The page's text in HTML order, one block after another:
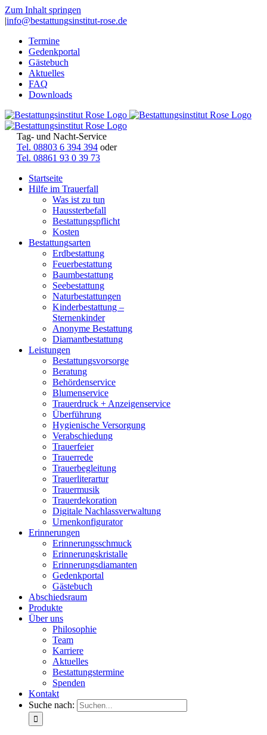
Zum Inhalt springen
|info@bestattungsinstitut-rose.de
Termine
Gedenkportal
Gästebuch
Aktuelles
FAQ
Downloads
Tag- und Nacht-Service
Tel. 08803 6 394 394 oder
Tel. 08861 93 0 39 73
Startseite
Hilfe im Trauerfall
Was ist zu tun
Haussterbefall
Bestattungspflicht
Kosten
Bestattungsarten
Erdbestattung
Feuerbestattung
Baumbestattung
Seebestattung
Naturbestattungen
Kinderbestattung –
Sternenkinder
Anonyme Bestattung
Diamantbestattung
Leistungen
Bestattungsvorsorge
Beratung
Behördenservice
Blumenservice
Trauerdruck + Anzeigenservice
Überführung
Hygienische Versorgung
Verabschiedung
Trauerfeier
Trauerrede
Trauerbegleitung
Trauerliterartur
Trauermusik
Trauerdekoration
Digitale Nachlassverwaltung
Urnenkonfigurator
Erinnerungen
Erinnerungsschmuck
Erinnerungskristalle
Erinnerungsdiamanten
Gedenkportal
Gästebuch
Abschiedsraum
Produkte
Über uns
Philosophie
Team
Karriere
Aktuelles
Bestattungstermine
Spenden
Kontakt
Suche nach: